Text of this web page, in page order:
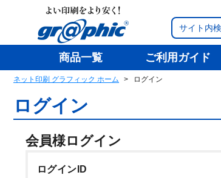
商品一覧 ご利用ガイド
ネット印刷 グラフィック ホーム ログイン
ログイン
会員様ログイン
ログインID